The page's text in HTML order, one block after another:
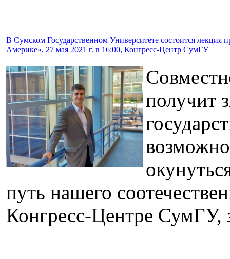
В Сумском Государственном Университете состоится
Америке», 27 мая 2021 г. в 16:00, Конгресс-Центр СумГУ
получит
путь нашего
Конгресс-Центре СумГУ,